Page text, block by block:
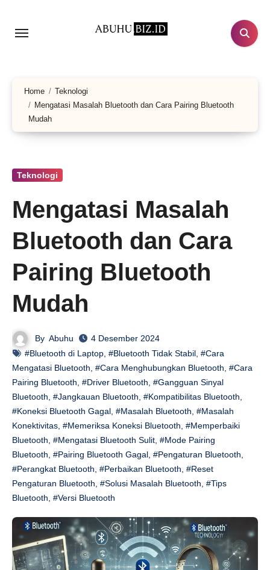
Home
Teknologi
Mengatasi Masalah Bluetooth dan Cara Pairing Bluetooth
Mudah
Teknologi
Mengatasi Masalah
Bluetooth dan Cara
Pairing Bluetooth
Mudah
By Abuhu
4 Desember 2024
#Bluetooth di Laptop, #Bluetooth Tidak Stabil, #Cara
Mengatasi Bluetooth, #Cara Menghubungkan Bluetooth, #Cara
Pairing Bluetooth, #Driver Bluetooth, #Gangguan Sinyal
Bluetooth, #Jangkauan Bluetooth, #Kompatibilitas Bluetooth,
#Koneksi Bluetooth Gagal, #Masalah Bluetooth, #Masalah
Konektivitas, #Memeriksa Koneksi Bluetooth, #Memperbaiki
Bluetooth, #Mengatasi Bluetooth Sulit, #Mode Pairing
Bluetooth, #Pairing Bluetooth Gagal, #Pengaturan Bluetooth,
#Perangkat Bluetooth, #Perbaikan Bluetooth, #Reset
Pengaturan Bluetooth, #Solusi Masalah Bluetooth, #Tips
Bluetooth, #Versi Bluetooth